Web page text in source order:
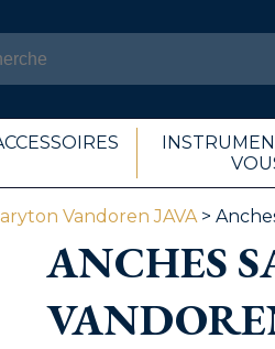
Vandoren JAVA>
ANCHES